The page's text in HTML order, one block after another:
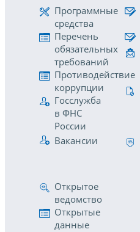
Программные
средства
Перечень
обязательных
требований
Противодействие
коррупции
Госслужба
в ФНС
России
Вакансии
Открытое
ведомство
Открытые
данные